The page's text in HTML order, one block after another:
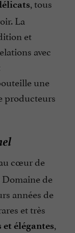
, tous
La
et
avec
une
producteurs
cœur de
Domaine de
années de
et très
élégantes,